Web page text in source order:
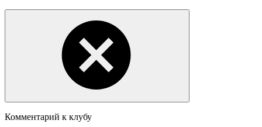
Комментарий к клубу